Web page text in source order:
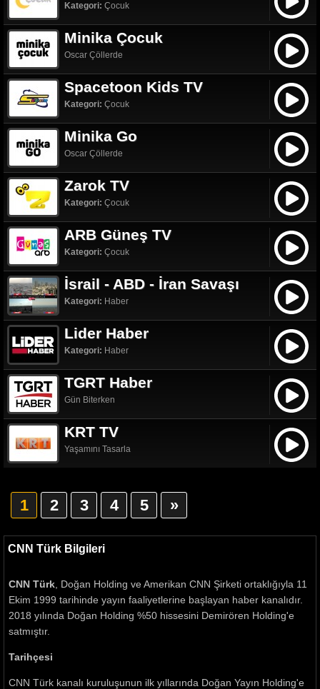
Kategori: Çocuk
Minika Çocuk
Oscar Çöllerde
Spacetoon Kids TV
Kategori: Çocuk
Minika Go
Oscar Çöllerde
Zarok TV
Kategori: Çocuk
ARB Güneş TV
Kategori: Çocuk
İsrail - ABD - İran Savaşı
Kategori: Haber
Lider Haber
Kategori: Haber
TGRT Haber
Gün Biterken
KRT TV
Yaşamını Tasarla
1 2 3 4 5 »
CNN Türk Bilgileri
CNN Türk , Doğan Holding ve Amerikan CNN Şirketi ortaklığıyla 11
Ekim 1999 tarihinde yayın faaliyetlerine başlayan haber kanalıdır.
2018 yılında Doğan Holding %50 hissesini Demirören Holding'e
satmıştır.
Tarihçesi
CNN Türk kanalı kuruluşunun ilk yıllarında Doğan Yayın Holding'e